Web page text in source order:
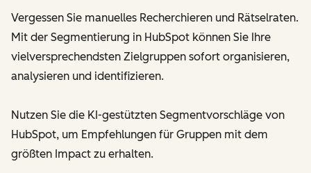
Vergessen Sie manuelles Recherchieren und Rätselraten.
Mit der Segmentierung in HubSpot können Sie Ihre
vielversprechendsten Zielgruppen sofort organisieren,
analysieren und identifizieren.
Nutzen Sie die KI-gestützten Segmentvorschläge von
HubSpot, um Empfehlungen für Gruppen mit dem
größten Impact zu erhalten.